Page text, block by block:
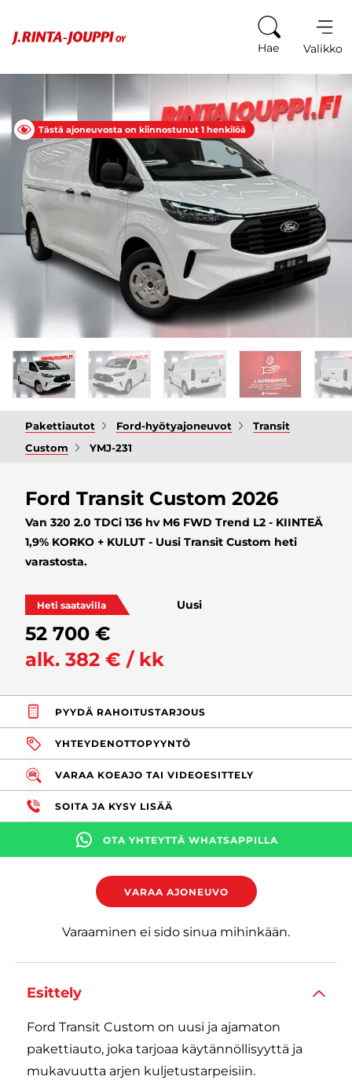
Hae Valikko
Tästä ajoneuvosta on kiinnostunut 1 henkilöä
Pakettiautot Ford-hyötyajoneuvot
Transit
Custom
YMJ-231
Ford Transit Custom 2026
Van 320 2.0 TDCi 136 hv M6 FWD Trend L2 - KIINTEÄ
1,9% KORKO + KULUT - Uusi Transit Custom heti
varastosta.
Heti saatavilla Uusi
52 700 €
alk. 382 € / kk
PYYDÄ RAHOITUSTARJOUS
YHTEYDENOTTOPYYNTÖ
VARAA KOEAJO TAI VIDEOESITTELY
SOITA JA KYSY LISÄÄ
OTA YHTEYTTÄ WHATSAPPILLA
VARAA AJONEUVO
Varaaminen ei sido sinua mihinkään.
Esittely
Ford Transit Custom on uusi ja ajamaton
pakettiauto, joka tarjoaa käytännöllisyyttä ja
mukavuutta arjen kuljetustarpeisiin.